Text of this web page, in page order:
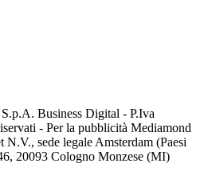
Business Digital - P.Iva
- Per la pubblicità Mediamond
sede legale Amsterdam (Paesi
20093 Cologno Monzese (MI)